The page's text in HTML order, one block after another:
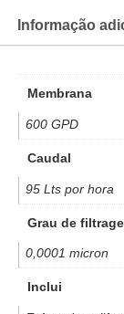
Informação
Membrana
600 GPD
Caudal
95 Lts por hora
Grau de
0,0001 micron
Inclui